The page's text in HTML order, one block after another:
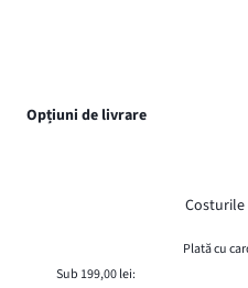
Opțiuni de livrare
Plată cu
Sub 199,00 lei: